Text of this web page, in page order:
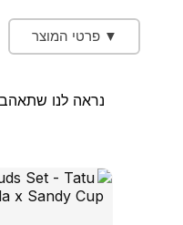
▼ פרטי המוצר
נראה לנו